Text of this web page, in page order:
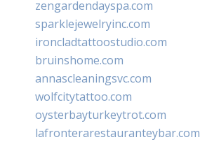
zengardendayspa.com
sparklejewelryinc.com
ironcladtattoostudio.com
bruinshome.com
annascleaningsvc.com
wolfcitytattoo.com
oysterbayturkeytrot.com
lafronterarestauranteybar.com